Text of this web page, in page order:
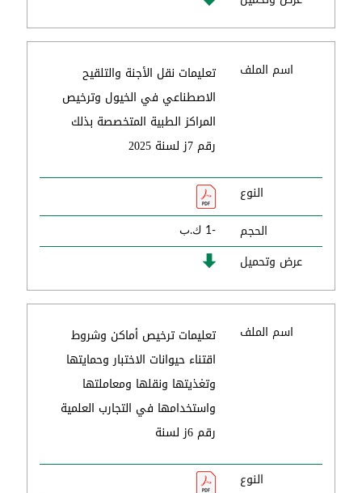
اسم الملف
تعليمات نقل الأجنة والتلقيح
الاصطناعي في الخيول وترخيص
المراكز الطبية المتخصصة بذلك
رقم 7ز لسنة 2025
النوع
الحجم
-1 ك.ب
عرض وتحميل
اسم الملف
تعليمات ترخيص أماكن وشروط
اقتناء حيوانات الاختبار وحمايتها
وتغذيتها ونقلها ومعاملتها
واستخدامها في التجارب العلمية
رقم 6ز لسنة
النوع